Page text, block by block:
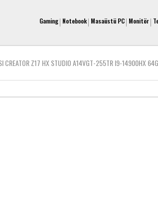
Gaming Notebook Masaüstü PC Monitör
CREATOR Z17 HX STUDIO A14VGT-255TR I9-14900HX